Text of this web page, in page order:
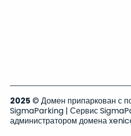
2025 © Домен припаркован с
SigmaParking | Сервис
администратором домена